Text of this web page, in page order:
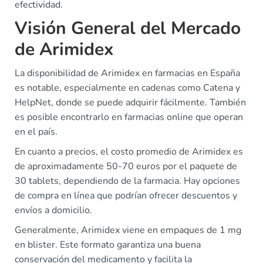
efectividad.
Visión General del Mercado
de Arimidex
La disponibilidad de Arimidex en farmacias en España
es notable, especialmente en cadenas como Catena y
HelpNet, donde se puede adquirir fácilmente. También
es posible encontrarlo en farmacias online que operan
en el país.
En cuanto a precios, el costo promedio de Arimidex es
de aproximadamente 50-70 euros por el paquete de
30 tablets, dependiendo de la farmacia. Hay opciones
de compra en línea que podrían ofrecer descuentos y
envíos a domicilio.
Generalmente, Arimidex viene en empaques de 1 mg
en blister. Este formato garantiza una buena
conservación del medicamento y facilita la